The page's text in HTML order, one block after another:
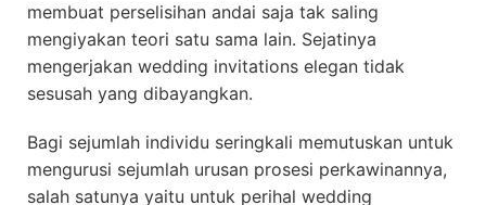
membuat perselisihan andai saja tak saling
mengiyakan teori satu sama lain. Sejatinya
mengerjakan wedding invitations elegan tidak
sesusah yang dibayangkan.
Bagi sejumlah individu seringkali memutuskan untuk
mengurusi sejumlah urusan prosesi perkawinannya,
salah satunya yaitu untuk perihal wedding